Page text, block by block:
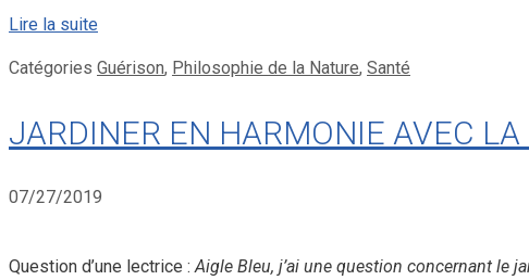
Lire la suite
Catégories Guérison, Philosophie de la Nature, Santé
JARDINER EN HARMONIE AVEC LA
07/27/2019
Question d’une lectrice :Aigle Bleu, j’ai une question concernant le